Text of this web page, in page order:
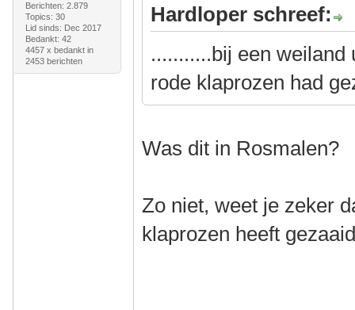
Berichten: 2.879
Topics: 30
Lid sinds: Dec 2017
Bedankt: 42
4457 x bedankt in
2453 berichten
Hardloper schreef:
...........bij een
rode klaprozen had
Was dit in Rosmalen?
Zo niet, weet je zeker
klaprozen heeft